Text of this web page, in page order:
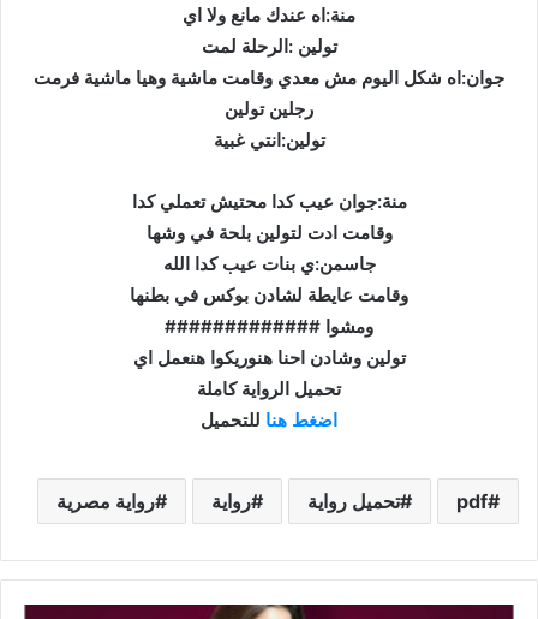
منة:اه عندك مانع ولا اي
تولين :الرحلة لمت
جوان:اه شكل اليوم مش معدي وقامت ماشية وهيا ماشية فرمت
رجلين تولين
تولين:انتي غبية
منة:جوان عيب كدا محتيش تعملي كدا
وقامت ادت لتولين بلحة في وشها
جاسمن:ي بنات عيب كدا الله
وقامت عايطة لشادن بوكس في بطنها
ومشوا #############
تولين وشادن احنا هنوريكوا هنعمل اي
تحميل الرواية كاملة
اضغط هنا للتحميل
pdf تحميل رواية رواية رواية مصرية